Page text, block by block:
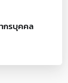
กรบุคคล